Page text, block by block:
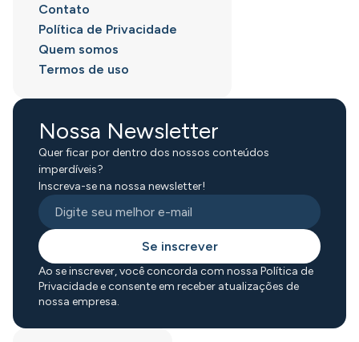
Contato
Política de Privacidade
Quem somos
Termos de uso
Nossa Newsletter
Quer ficar por dentro dos nossos conteúdos
imperdíveis?
Inscreva-se na nossa newsletter!
Se inscrever
Ao se inscrever, você concorda com nossa Política de
Privacidade e consente em receber atualizações de
nossa empresa.